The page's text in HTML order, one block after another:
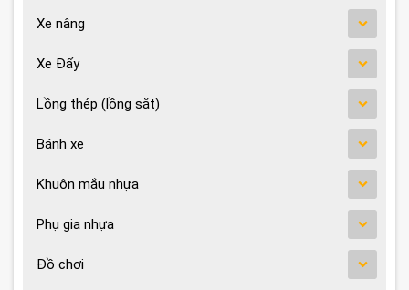
Xe nâng
Xe Đẩy
Lồng thép (lồng sắt)
Bánh xe
Khuôn mắu nhựa
Phụ gia nhựa
Đồ chơi